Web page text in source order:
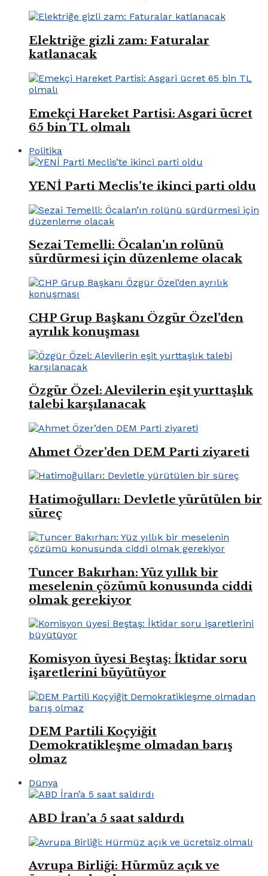
Elektriğe gizli zam: Faturalar
katlanacak
Emekçi Hareket Partisi: Asgari ücret
65 bin TL olmalı
Politika
YENİ Parti Meclis’te ikinci parti oldu
Sezai Temelli: Öcalan’ın rolünü
sürdürmesi için düzenleme olacak
CHP Grup Başkanı Özgür Özel’den
ayrılık konuşması
Özgür Özel: Alevilerin eşit yurttaşlık
talebi karşılanacak
Ahmet Özer’den DEM Parti ziyareti
Hatimoğulları: Devletle yürütülen bir
süreç
Tuncer Bakırhan: Yüz yıllık bir
meselenin çözümü konusunda ciddi
olmak gerekiyor
Komisyon üyesi Beştaş: İktidar soru
işaretlerini büyütüyor
DEM Partili Koçyiğit
Demokratikleşme olmadan barış
olmaz
Dünya
ABD İran’a 5 saat saldırdı
Avrupa Birliği: Hürmüz açık ve